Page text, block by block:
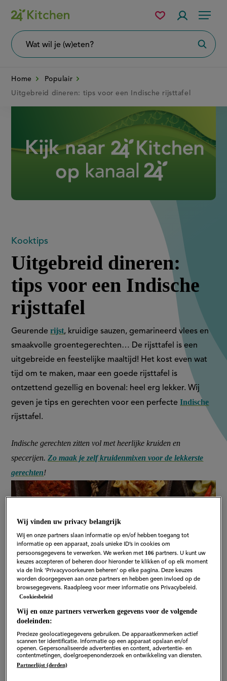
Overslaan
en
naar
Menu
wil
Mijn
bewaarde
Home
Populair
Uitgebreid dineren: tips voor een Indische rijsttafel
Uitgebreid
dineren:
tips
voor
een
Indische
rijsttafel
Kooktips
Uitgebreid dineren:
tips voor een Indische
rijsttafel
Geurenderijst, kruidige sauzen, gemarineerd vlees en
smaakvolle groentegerechten… De rijsttafel is een
uitgebreide en feestelijke maaltijd! Het kost even wat
tijd om te maken, maar een goede rijsttafel is
ontzettend gezellig en bovenal: heel erg lekker. Wij
geven je tips en gerechten voor een perfecteIndische
rijsttafel.
Indische gerechten zitten vol met heerlijke kruiden en
specerijen.Zo maak je zelf kruidenmixen voor de lekkerste
gerechten!
Wij vinden uw privacy belangrijk
Wij en onze partners slaan informatie op en/of hebben toegang tot
informatie op een apparaat, zoals unieke ID’s in cookies om
persoonsgegevens te verwerken. We werken met 106 partners. U kunt uw
keuzes accepteren of beheren door hieronder te klikken of op elk moment
via de link ‘Privacyvoorkeuren beheren’ op elke pagina. Deze keuzes
worden doorgegeven aan onze partners en hebben geen invloed op de
browsegegevens. Raadpleeg voor meer informatie ons Privacybeleid.
Cookiesbeleid
Wij en onze partners verwerken gegevens voor de volgende
doeleinden:
Precieze geolocatiegegevens gebruiken. De apparaatkenmerken actief
scannen ter identificatie. Informatie op een apparaat opslaan en/of
openen. Gepersonaliseerde advertenties en content, advertentie- en
contentmetingen, doelgroepenonderzoek en ontwikkeling van diensten.
Partnerlijst (derden)